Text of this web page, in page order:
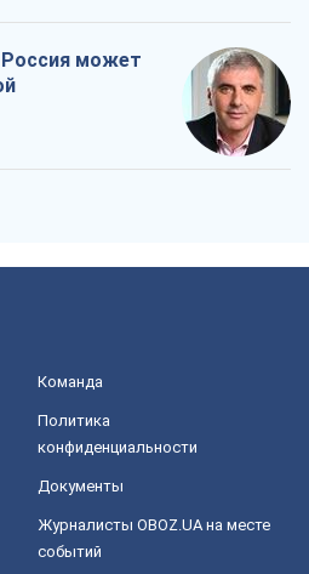
Россия может
Команда
Политика
конфиденциальности
Документы
Журналисты OBOZ.UA на месте
событий